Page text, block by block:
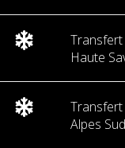
Haute
Alpes Sud